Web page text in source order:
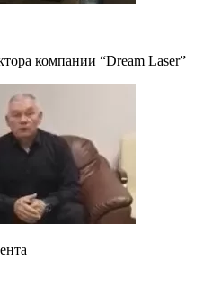
компании “Dream Laser”